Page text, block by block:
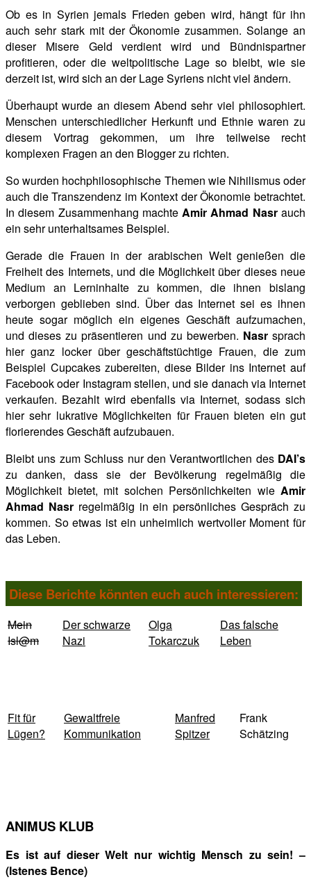
Ob es in Syrien jemals Frieden geben wird, hängt für ihn
auch sehr stark mit der Ökonomie zusammen. Solange an
dieser Misere Geld verdient wird und Bündnispartner
profitieren, oder die weltpolitische Lage so bleibt, wie sie
derzeit ist, wird sich an der Lage Syriens nicht viel ändern.
Überhaupt wurde an diesem Abend sehr viel philosophiert.
Menschen unterschiedlicher Herkunft und Ethnie waren zu
diesem Vortrag gekommen, um ihre teilweise recht
komplexen Fragen an den Blogger zu richten.
So wurden hochphilosophische Themen wie Nihilismus oder
auch die Transzendenz im Kontext der Ökonomie betrachtet.
In diesem Zusammenhang machteAmir Ahmad Nasrauch
ein sehr unterhaltsames Beispiel.
Gerade die Frauen in der arabischen Welt genießen die
Freiheit des Internets, und die Möglichkeit über dieses neue
Medium an Lerninhalte zu kommen, die ihnen bislang
verborgen geblieben sind. Über das Internet sei es ihnen
heute sogar möglich ein eigenes Geschäft aufzumachen,
und dieses zu präsentieren und zu bewerben. Nasrsprach
hier ganz locker über geschäftstüchtige Frauen, die zum
Beispiel Cupcakes zubereiten, diese Bilder ins Internet auf
Facebook oder Instagram stellen, und sie danach via Internet
verkaufen. Bezahlt wird ebenfalls via Internet, sodass sich
hier sehr lukrative Möglichkeiten für Frauen bieten ein gut
florierendes Geschäft aufzubauen.
Bleibt uns zum Schluss nur den Verantwortlichen des DAI’s
zu danken, dass sie der Bevölkerung regelmäßig die
Möglichkeit bietet, mit solchen Persönlichkeiten wie Amir
Ahmad Nasrregelmäßig in ein persönliches Gespräch zu
kommen. So etwas ist ein unheimlich wertvoller Moment für
das Leben.
Diese Berichte könnten euch auch interessieren:
Mein
Isl@m
Der schwarze
Nazi
Olga
Tokarczuk
Das falsche
Leben
Fit für
Lügen?
Gewaltfreie
Kommunikation
Manfred
Spitzer
Frank
Schätzing
ANIMUS KLUB
Es ist auf dieser Welt nur wichtig Mensch zu sein! –
(Istenes Bence)